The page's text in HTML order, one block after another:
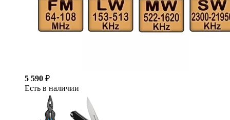
5 590 ₽
Есть в наличии